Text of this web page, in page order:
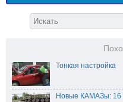
Тонкая настройка
Новые КАМАЗы: 16